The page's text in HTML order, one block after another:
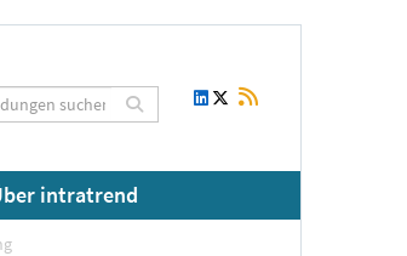
intratrend